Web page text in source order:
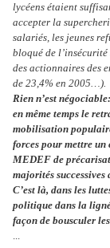
lycéens étaient
accepter la
salariés, les jeunes
bloqué de
des actionnaires des
de 23,4% en 2005…).
Rien n’est
en même temps le
mobilisation
forces pour mettre un
MEDEF de
majorités successives
C’est là, dans les
politique dans la
façon de bousculer
...